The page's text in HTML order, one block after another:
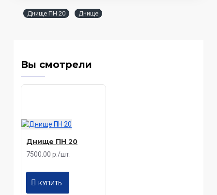
Днище ПН 20 Днище
Вы смотрели
Днище ПН 20
7500.00 р./шт.
КУПИТЬ